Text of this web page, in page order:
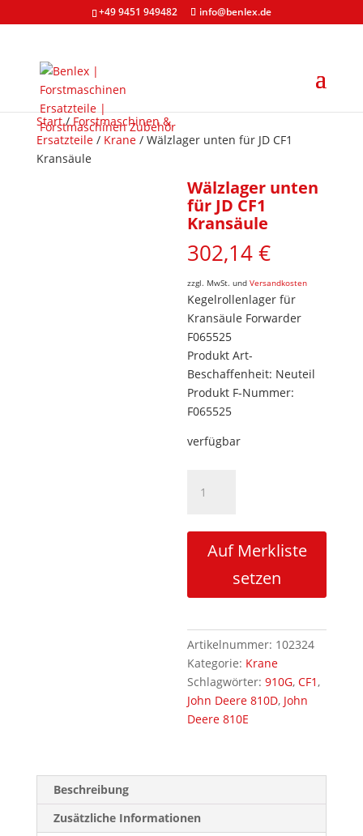
+49 9451 949482 info@benlex.de
Start/Forstmaschinen &
Ersatzteile/ Krane/ Wälzlager unten für JD CF1
Kransäule
Wälzlager unten
für JD CF1
Kransäule
302,14€
zzgl. MwSt. undVersandkosten
Kegelrollenlager für
Kransäule Forwarder
F065525
Produkt Art-
Beschaffenheit: Neuteil
Produkt F-Nummer:
F065525
verfügbar
unten
JD
Kransäule
Auf Merkliste
setzen
Artikelnummer: 102324
Kategorie: Krane
Schlagwörter:910G,CF1,
John Deere 810D, John
Deere 810E
Beschreibung
Zusätzliche Informationen